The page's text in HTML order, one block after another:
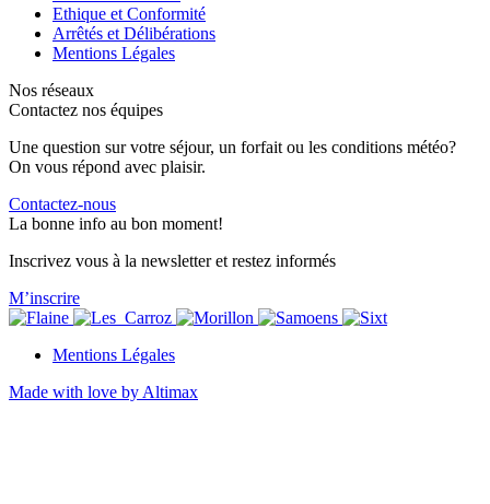
Ethique et Conformité
Arrêtés et Délibérations
Mentions Légales
Nos réseaux
Contactez nos équipes
Une question sur votre séjour, un forfait ou les conditions météo?
On vous répond avec plaisir.
Contactez-nous
La bonne info au bon moment!
Inscrivez vous à la newsletter et restez informés
M’inscrire
Mentions Légales
Made with love by Altimax